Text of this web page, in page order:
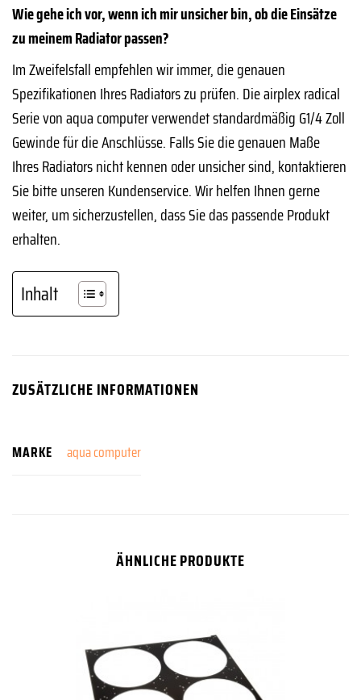
Wie gehe ich vor, wenn ich mir unsicher bin, ob die Einsätze
zu meinem Radiator passen?
Im Zweifelsfall empfehlen wir immer, die genauen
Spezifikationen Ihres Radiators zu prüfen. Die airplex radical
Serie von aqua computer verwendet standardmäßig G1/4 Zoll
Gewinde für die Anschlüsse. Falls Sie die genauen Maße
Ihres Radiators nicht kennen oder unsicher sind, kontaktieren
Sie bitte unseren Kundenservice. Wir helfen Ihnen gerne
weiter, um sicherzustellen, dass Sie das passende Produkt
erhalten.
Inhalt
ZUSÄTZLICHE INFORMATIONEN
MARKE aqua computer
ÄHNLICHE PRODUKTE